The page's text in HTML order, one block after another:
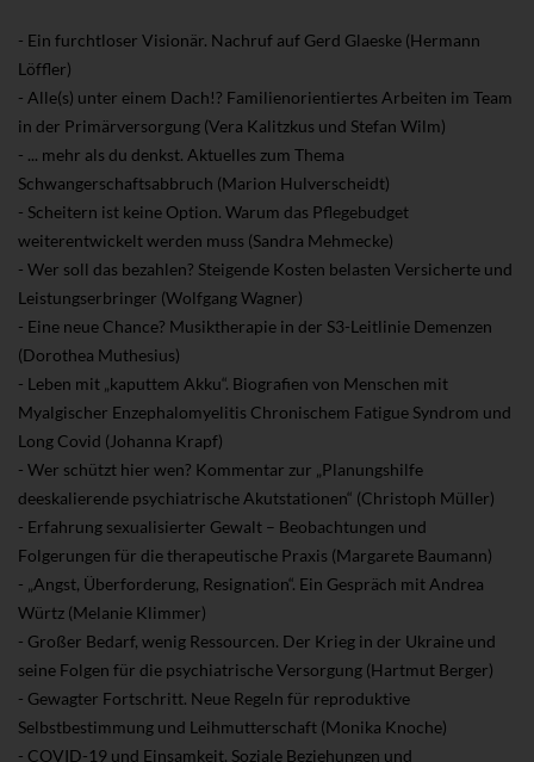
- Ein furchtloser Visionär. Nachruf auf Gerd Glaeske (Hermann
Löffler)
- Alle(s) unter einem Dach!? Familienorientiertes Arbeiten im Team
in der Primärversorgung (Vera Kalitzkus und Stefan Wilm)
- ... mehr als du denkst. Aktuelles zum Thema
Schwangerschaftsabbruch (Marion Hulverscheidt)
- Scheitern ist keine Option. Warum das Pflegebudget
weiterentwickelt werden muss (Sandra Mehmecke)
- Wer soll das bezahlen? Steigende Kosten belasten Versicherte und
Leistungserbringer (Wolfgang Wagner)
- Eine neue Chance? Musiktherapie in der S3-Leitlinie Demenzen
(Dorothea Muthesius)
- Leben mit „kaputtem Akku“. Biografien von Menschen mit
Myalgischer Enzephalomyelitis Chronischem Fatigue Syndrom und
Long Covid (Johanna Krapf)
- Wer schützt hier wen? Kommentar zur „Planungshilfe
deeskalierende psychiatrische Akutstationen“ (Christoph Müller)
- Erfahrung sexualisierter Gewalt – Beobachtungen und
Folgerungen für die therapeutische Praxis (Margarete Baumann)
- „Angst, Überforderung, Resignation“. Ein Gespräch mit Andrea
Würtz (Melanie Klimmer)
- Großer Bedarf, wenig Ressourcen. Der Krieg in der Ukraine und
seine Folgen für die psychiatrische Versorgung (Hartmut Berger)
- Gewagter Fortschritt. Neue Regeln für reproduktive
Selbstbestimmung und Leihmutterschaft (Monika Knoche)
- COVID-19 und Einsamkeit. Soziale Beziehungen und